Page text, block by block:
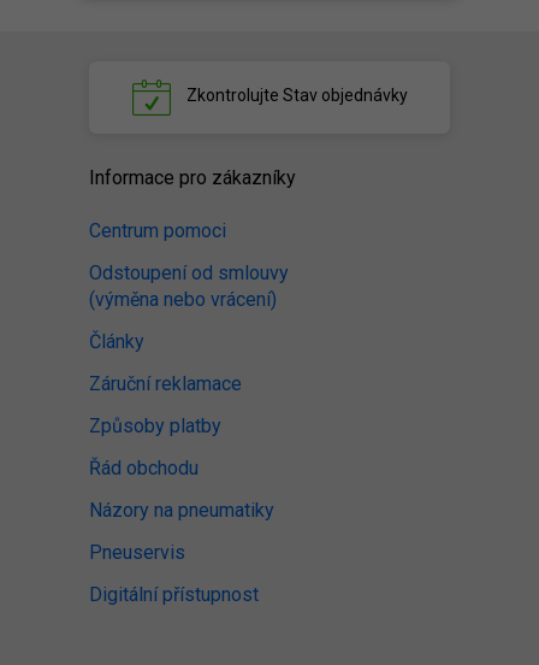
Zkontrolujte Stav objednávky
Informace pro zákazníky
Centrum pomoci
Odstoupení od smlouvy
(výměna nebo vrácení)
Články
Záruční reklamace
Způsoby platby
Řád obchodu
Názory na pneumatiky
Pneuservis
Digitální přístupnost